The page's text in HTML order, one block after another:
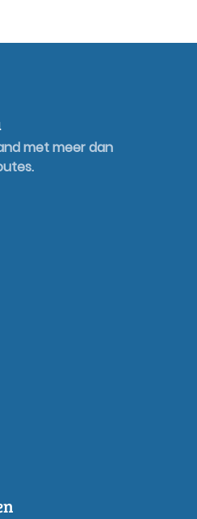
met meer dan